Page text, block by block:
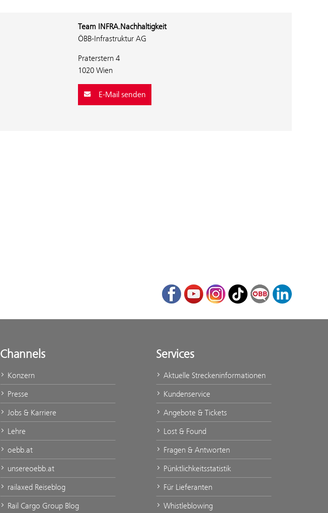
Team INFRA.Nachhaltigkeit
ÖBB-Infrastruktur AG
Praterstern 4
1020 Wien
E-Mail senden
FacebookYoutubeInstagram
TikTok ÖBB Corporate
LinkedIn
Channels
Konzern
Presse
Jobs & Karriere
Lehre
oebb.at
unsereoebb.at
railaxed Reiseblog
Rail Cargo Group Blog
Services
Aktuelle Streckeninformationen
Kundenservice
Angebote & Tickets
Lost & Found
Fragen & Antworten
Pünktlichkeitsstatistik
Für Lieferanten
Whistleblowing